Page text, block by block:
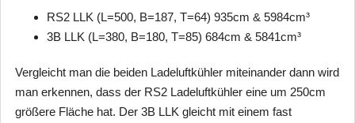
RS2 LLK (L=500, B=187, T=64) 935cm & 5984cm³
3B LLK (L=380, B=180, T=85) 684cm & 5841cm³
Vergleicht man die beiden Ladeluftkühler miteinander dann wird
man erkennen, dass der RS2 Ladeluftkühler eine um 250cm
größere Fläche hat. Der 3B LLK gleicht mit einem fast